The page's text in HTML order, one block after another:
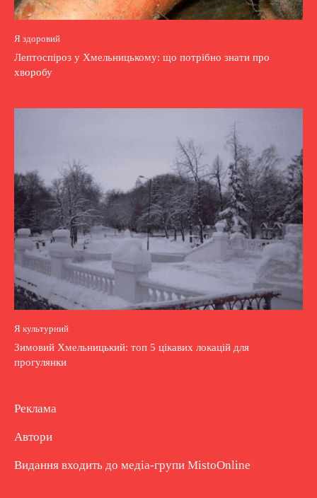
Я здоровий
Лептоспіроз у Хмельницькому: що потрібно знати про
хворобу
Я культурний
Зимовий Хмельницький: топ 5 цікавих локацій для
прогулянки
Реклама
Автори
Видання входить до медіа-групи MistoOnline